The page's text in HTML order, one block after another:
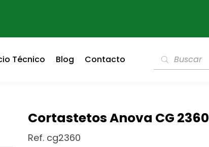
Técnico Blog Contacto
Cortastetos Anova CG 2360
Ref. cg2360